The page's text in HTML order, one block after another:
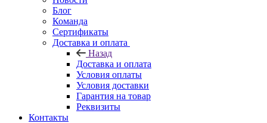
Блог
Команда
Сертификаты
Доставка и оплата
Назад
Доставка и оплата
Условия оплаты
Условия доставки
Гарантия на товар
Реквизиты
Контакты